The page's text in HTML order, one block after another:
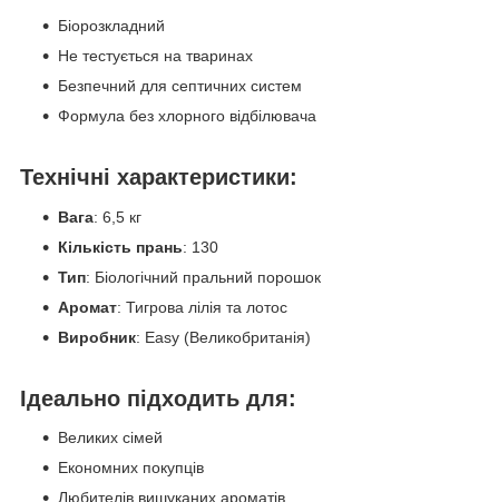
Біорозкладний
Не тестується на тваринах
Безпечний для септичних систем
Формула без хлорного відбілювача
Технічні характеристики:
Вага: 6,5 кг
Кількість прань: 130
Тип: Біологічний пральний порошок
Аромат: Тигрова лілія та лотос
Виробник: Easy (Великобританія)
Ідеально підходить для:
Великих сімей
Економних покупців
Любителів вишуканих ароматів